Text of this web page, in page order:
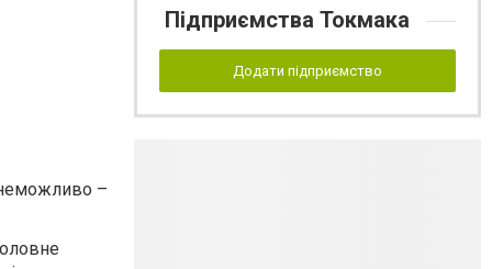
неможливо –
Підприємства Токмака
Додати підприємство